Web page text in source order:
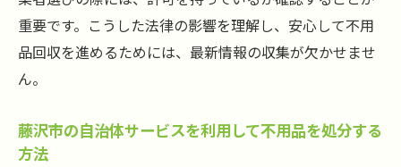
藤沢市の不用品回収における法律の変遷と
現状
ルール違反を避けるための不用品回収の流
重要です。こうした法律の影響を理解し、安心して不用
品回収を進めるためには、最新情報の収集が欠かせませ
ん。
藤沢市の自治体サービスを利用して不用品を処分する
方法